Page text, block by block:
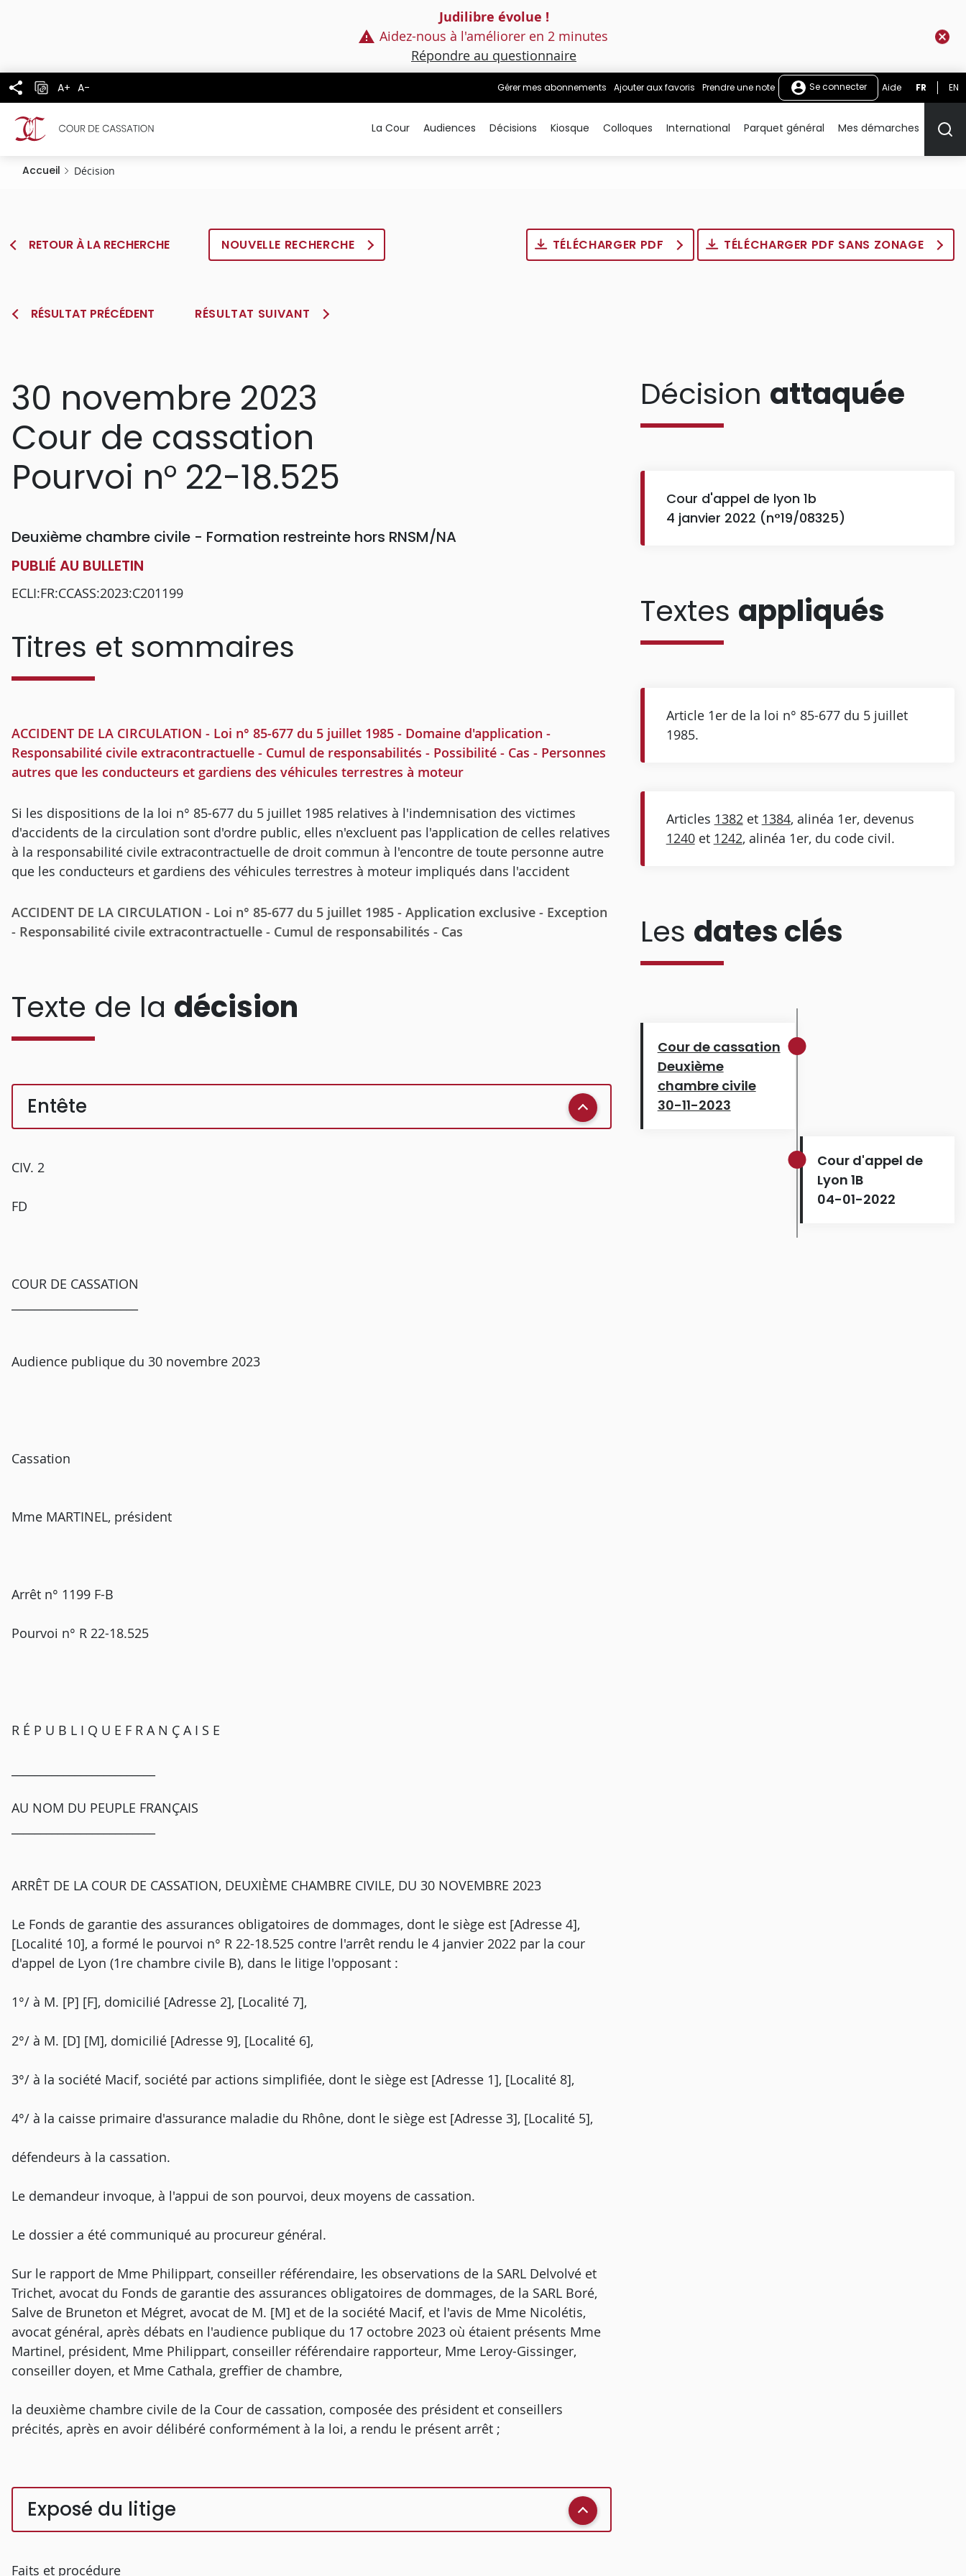
Judilibre évolue !
Aidez-nous à l'améliorer en 2 minutes
Répondre au questionnaire
A+ A- Gérer mes abonnements Ajouter aux favoris Prendre une note Se connecter Aide FR EN
La Cour Audiences Décisions Kiosque Colloques International Parquet général Mes démarches
Accueil Décision
RETOUR À LA RECHERCHE NOUVELLE RECHERCHE TÉLÉCHARGER PDF TÉLÉCHARGER PDF SANS ZONAGE
RÉSULTAT PRÉCÉDENT RÉSULTAT SUIVANT
30 novembre 2023
Cour de cassation
Pourvoi n° 22-18.525
Deuxième chambre civile - Formation restreinte hors RNSM/NA
PUBLIÉ AU BULLETIN
ECLI:FR:CCASS:2023:C201199
Titres et sommaires
ACCIDENT DE LA CIRCULATION - Loi n° 85-677 du 5 juillet 1985 - Domaine d'application -
Responsabilité civile extracontractuelle - Cumul de responsabilités - Possibilité - Cas - Personnes
autres que les conducteurs et gardiens des véhicules terrestres à moteur
Si les dispositions de la loi n° 85-677 du 5 juillet 1985 relatives à l'indemnisation des victimes
d'accidents de la circulation sont d'ordre public, elles n'excluent pas l'application de celles relatives
à la responsabilité civile extracontractuelle de droit commun à l'encontre de toute personne autre
que les conducteurs et gardiens des véhicules terrestres à moteur impliqués dans l'accident
ACCIDENT DE LA CIRCULATION - Loi n° 85-677 du 5 juillet 1985 - Application exclusive - Exception
- Responsabilité civile extracontractuelle - Cumul de responsabilités - Cas
Texte de la décision
Entête
CIV. 2
FD
COUR DE CASSATION
Audience publique du 30 novembre 2023
Cassation
Mme MARTINEL, président
Arrêt n° 1199 F-B
Pourvoi n° R 22-18.525
R É P U B L I Q U E F R A N Ç A I S E
AU NOM DU PEUPLE FRANÇAIS
ARRÊT DE LA COUR DE CASSATION, DEUXIÈME CHAMBRE CIVILE, DU 30 NOVEMBRE 2023
Le Fonds de garantie des assurances obligatoires de dommages, dont le siège est [Adresse 4],
[Localité 10], a formé le pourvoi n° R 22-18.525 contre l'arrêt rendu le 4 janvier 2022 par la cour
d'appel de Lyon (1re chambre civile B), dans le litige l'opposant :
1°/ à M. [P] [F], domicilié [Adresse 2], [Localité 7],
2°/ à M. [D] [M], domicilié [Adresse 9], [Localité 6],
3°/ à la société Macif, société par actions simplifiée, dont le siège est [Adresse 1], [Localité 8],
4°/ à la caisse primaire d'assurance maladie du Rhône, dont le siège est [Adresse 3], [Localité 5],
défendeurs à la cassation.
Le demandeur invoque, à l'appui de son pourvoi, deux moyens de cassation.
Le dossier a été communiqué au procureur général.
Sur le rapport de Mme Philippart, conseiller référendaire, les observations de la SARL Delvolvé et
Trichet, avocat du Fonds de garantie des assurances obligatoires de dommages, de la SARL Boré,
Salve de Bruneton et Mégret, avocat de M. [M] et de la société Macif, et l'avis de Mme Nicolétis,
avocat général, après débats en l'audience publique du 17 octobre 2023 où étaient présents Mme
Martinel, président, Mme Philippart, conseiller référendaire rapporteur, Mme Leroy-Gissinger,
conseiller doyen, et Mme Cathala, greffier de chambre,
la deuxième chambre civile de la Cour de cassation, composée des président et conseillers
précités, après en avoir délibéré conformément à la loi, a rendu le présent arrêt ;
Exposé du litige
Faits et procédure
Décision attaquée
Cour d'appel de lyon 1b
4 janvier 2022 (n°19/08325)
Textes appliqués
Article 1er de la loi n° 85-677 du 5 juillet
1985.
Articles 1382et 1384, alinéa 1er, devenus
1240et 1242, alinéa 1er, du code civil.
Les dates clés
Cour de cassation
Deuxième
chambre civile
30-11-2023
Cour d'appel de
Lyon 1B
04-01-2022